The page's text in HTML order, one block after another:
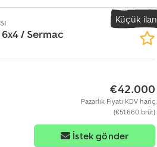
bilgiler Azami yüklü ağırlık 26.000 kg
cc 6×4 Mekanik süspansiyon Dingil
erişim 24 m 3 segment Uzaktan
Tispfx Akcsk Hız sabitleyici Araç
kullanılmıştır.
Küçük ilan
/ Sermac
€42.000
Pazarlık Fiyatı KDV hariç
(€51.660 brüt)
İstek gönder